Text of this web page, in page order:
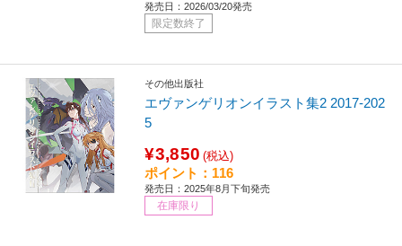
発売日：2026/03/20発売
限定数終了
その他出版社
エヴァンゲリオンイラスト集2 2017-202
5
¥3,850 (税込)
ポイント：116
発売日：2025年8月下旬発売
在庫限り